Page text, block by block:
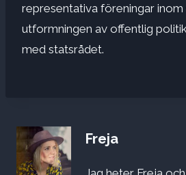
representativa föreningar
utformningen av offentlig
med statsrådet.
Freja